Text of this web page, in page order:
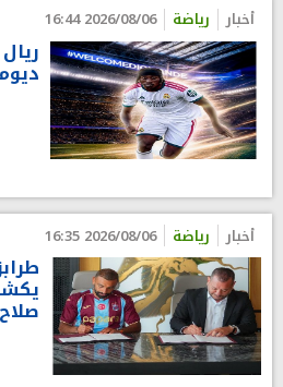
أخبار رياضة 2026/08/06 16:44
أخبار رياضة 2026/08/06 16:35
صلاح